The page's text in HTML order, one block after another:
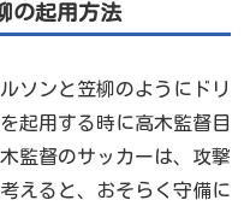
の起用方法
ソンと笠柳のようにドリ
起用する時に高木監督目
監督のサッカーは、攻撃
えると、おそらく守備に